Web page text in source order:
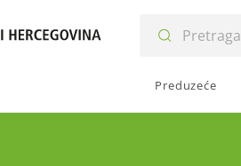
Preduzeće